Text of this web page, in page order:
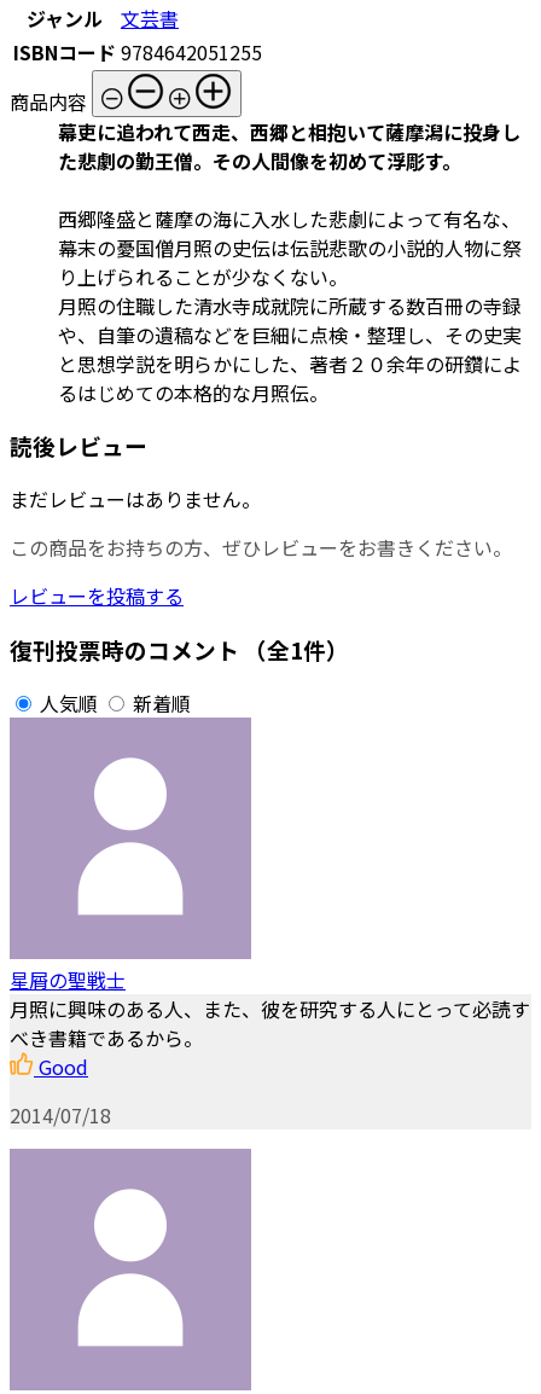
ジャンル
文芸書
ISBNコード 9784642051255
商品内容
幕吏に追われて西走、西郷と相抱いて薩摩潟に投身し
た悲劇の勤王僧。その人間像を初めて浮彫す。
西郷隆盛と薩摩の海に入水した悲劇によって有名な、
幕末の憂国僧月照の史伝は伝説悲歌の小説的人物に祭
り上げられることが少なくない。
月照の住職した清水寺成就院に所蔵する数百冊の寺録
や、自筆の遺稿などを巨細に点検・整理し、その史実
と思想学説を明らかにした、著者２０余年の研鑽によ
るはじめての本格的な月照伝。
読後レビュー
まだレビューはありません。
この商品をお持ちの方、ぜひレビューをお書きください。
レビューを投稿する
復刊投票時のコメント （全1件）
人気順 新着順
星屑の聖戦士
月照に興味のある人、また、彼を研究する人にとって必読す
べき書籍であるから。
Good
2014/07/18